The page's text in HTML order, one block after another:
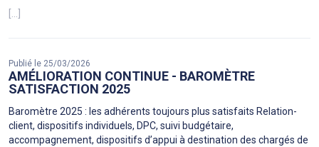
[...]
Publié le 25/03/2026
AMÉLIORATION CONTINUE - BAROMÈTRE
SATISFACTION 2025
Baromètre 2025 : les adhérents toujours plus satisfaits Relation-
client, dispositifs individuels, DPC, suivi budgétaire,
accompagnement, dispositifs d’appui à destination des chargés de